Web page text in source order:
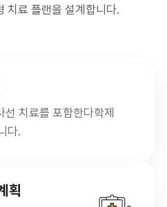
치료 플랜을 설계합니다.
선 치료를 포함한다학제
다.
획